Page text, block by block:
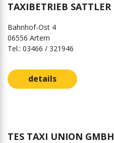
TAXIBETRIEB SATTLER
Bahnhof-Ost 4
06556 Artern
Tel.: 03466 / 321946
details
TES TAXI UNION GMBH